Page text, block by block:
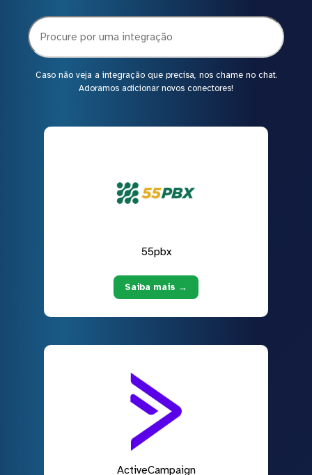
Caso não veja a integração que precisa, nos chame no chat.
Adoramos adicionar novos conectores!
55pbx
Saiba mais →
ActiveCampaign